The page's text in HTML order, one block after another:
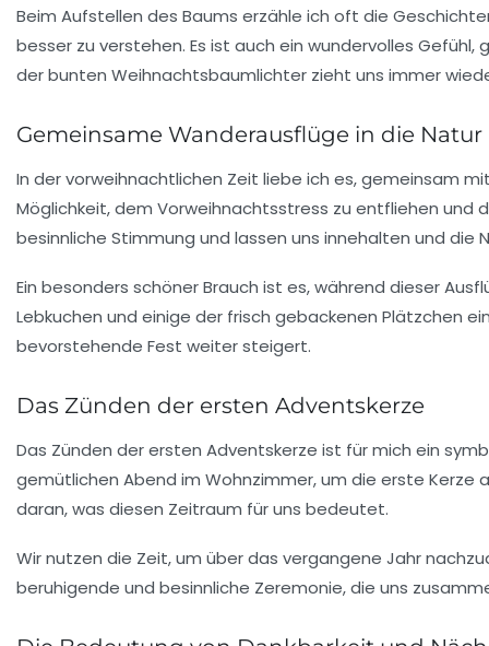
Beim Aufstellen des Baums erzähle ich oft die
besser zu verstehen. Es ist auch ein wundervolles
der bunten Weihnachtsbaumlichter zieht uns immer
Gemeinsame Wanderausflüge in die Natur
In der vorweihnachtlichen Zeit liebe ich es, gemeinsam
Möglichkeit, dem Vorweihnachtsstress zu entfliehen und
besinnliche Stimmung und lassen uns innehalten und die
Ein besonders schöner Brauch ist es, während dieser
Lebkuchen und einige der frisch gebackenen Plätzchen
bevorstehende Fest weiter steigert.
Das Zünden der ersten Adventskerze
Das Zünden der ersten Adventskerze ist für mich ein
gemütlichen Abend im Wohnzimmer, um die erste Kerze
daran, was diesen Zeitraum für uns bedeutet.
Wir nutzen die Zeit, um über das vergangene Jahr
beruhigende und besinnliche Zeremonie, die uns